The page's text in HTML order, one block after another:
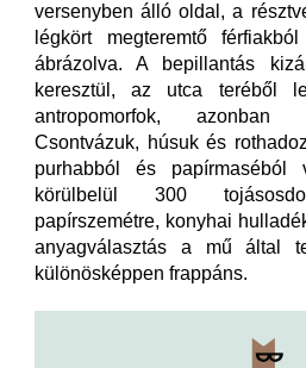
versenyben álló oldal, a
légkört megteremtő
ábrázolva. A bepillantás
keresztül, az utca teréből
antropomorfok, azonban
Csontvázuk, húsuk és
purhabból és papírmaséból
körülbelül 300
papírszemétre, konyhai
anyagválasztás a mű által
különösképpen frappáns.